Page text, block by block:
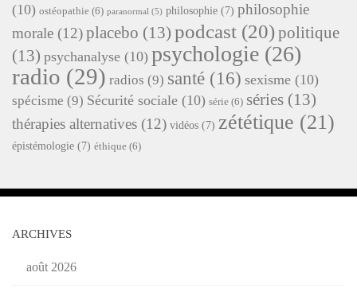
(10) ostéopathie (6) paranormal (5) philosophie (7) philosophie
morale (12)placebo (13) podcast (20)politique
(13) psychanalyse (10) psychologie (26)
radio (29) radios (9) santé (16) sexisme (10)
spécisme (9) Sécurité sociale (10) série (6) séries (13)
thérapies alternatives (12) vidéos (7) zététique (21)
épistémologie (7) éthique (6)
ARCHIVES
août 2026